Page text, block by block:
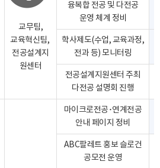
교무팀,
교육혁신팀,
전공설계지
원센터
융복합 전공 및 다전공
운영 체계 정비
학사제도(수업, 교육과정,
전과 등) 모니터링
전공설계지원센터 주최
다전공 설명회 진행
마이크로전공･연계전공
안내 페이지 정비
ABC팔레트 홍보 슬로건
공모전 운영